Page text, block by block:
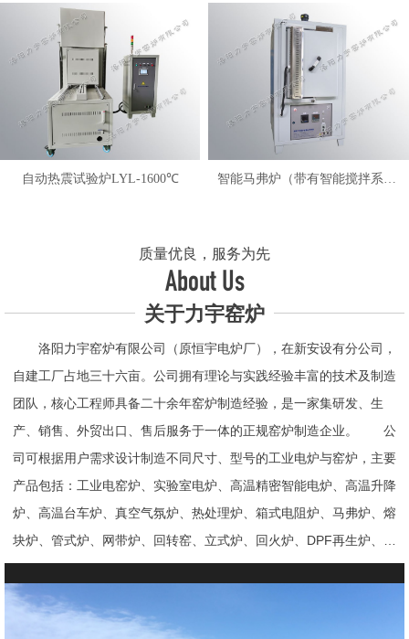
自动热震试验炉LYL-1600℃
质量优良，服务为先
About Us
关于力宇窑炉
洛阳力宇窑炉有限公司（原恒宇电炉厂），在新安设有分公司，
自建工厂占地三十六亩。公司拥有理论与实践经验丰富的技术及制造
团队，核心工程师具备二十余年窑炉制造经验，是一家集研发、生
产、销售、外贸出口、售后服务于一体的正规窑炉制造企业。 公
司可根据用户需求设计制造不同尺寸、型号的工业电炉与窑炉，主要
产品包括：工业电窑炉、实验室电炉、高温精密智能电炉、高温升降
炉、高温台车炉、真空气氛炉、热处理炉、箱式电阻炉、马弗炉、熔
块炉、管式炉、网带炉、回转窑、立式炉、回火炉、DPF再生炉、试
验电炉、钟罩炉、退火炉、烧结炉、热震炉、高真空炉、重烧炉、牙
科烤瓷炉、真空CVD管式炉、高温节能电炉、气氛炉、井式电炉、
熔炼炉、推板窑炉、辊道窑炉、烘箱、真空干燥箱、工业烘箱、发热